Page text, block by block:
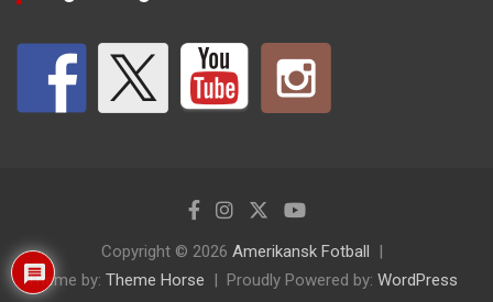
Copyright © 2026 Amerikansk Fotball
Theme by: Theme Horse Proudly Powered by: WordPress